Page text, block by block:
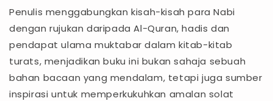
Penulis menggabungkan kisah-kisah para Nabi
dengan rujukan daripada Al-Quran, hadis dan
pendapat ulama muktabar dalam kitab-kitab
turats, menjadikan buku ini bukan sahaja sebuah
bahan bacaan yang mendalam, tetapi juga sumber
inspirasi untuk memperkukuhkan amalan solat